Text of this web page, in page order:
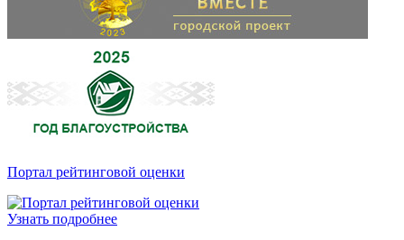
Портал рейтинговой оценки
Узнать подробнее